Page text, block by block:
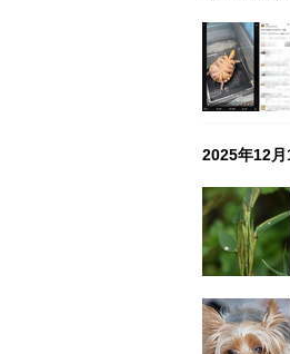
2025年12月